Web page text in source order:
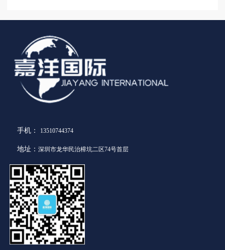
手机： 13510744374
地址： 深圳市龙华民治樟坑二区74号首层